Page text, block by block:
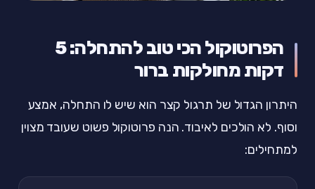
הפרוטוקול הכי טוב להתחלה: 5
דקות מחולקות ברור
היתרון הגדול של תרגול קצר הוא שיש לו התחלה, אמצע
וסוף. לא הולכים לאיבוד. הנה פרוטוקול פשוט שעובד מצוין
למתחילים: